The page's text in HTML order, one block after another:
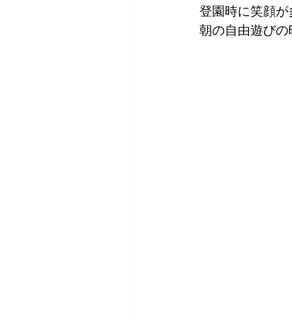
登園時に笑顔
朝の自由遊び